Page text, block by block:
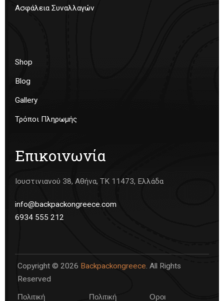
Ασφάλεια Συναλλαγών
Shop
Blog
Gallery
Τρόποι Πληρωμής
Επικοινωνία
Ιουστινιανού 38, Αθήνα, ΤΚ 11473, Ελλάδα
info@backpackongreece.com
6934 555 212
Copyright © 2026 Backpackongreece. All Rights
Reserved
Πολιτική Πολιτική Οροι